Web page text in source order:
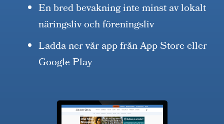
En bred bevakning inte minst av lokalt
näringsliv och föreningsliv
Ladda ner vår app från App Store eller
Google Play